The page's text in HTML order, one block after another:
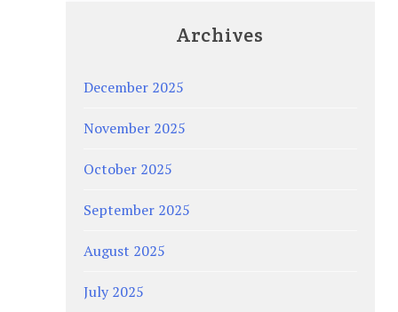
Archives
December 2025
November 2025
October 2025
September 2025
August 2025
July 2025